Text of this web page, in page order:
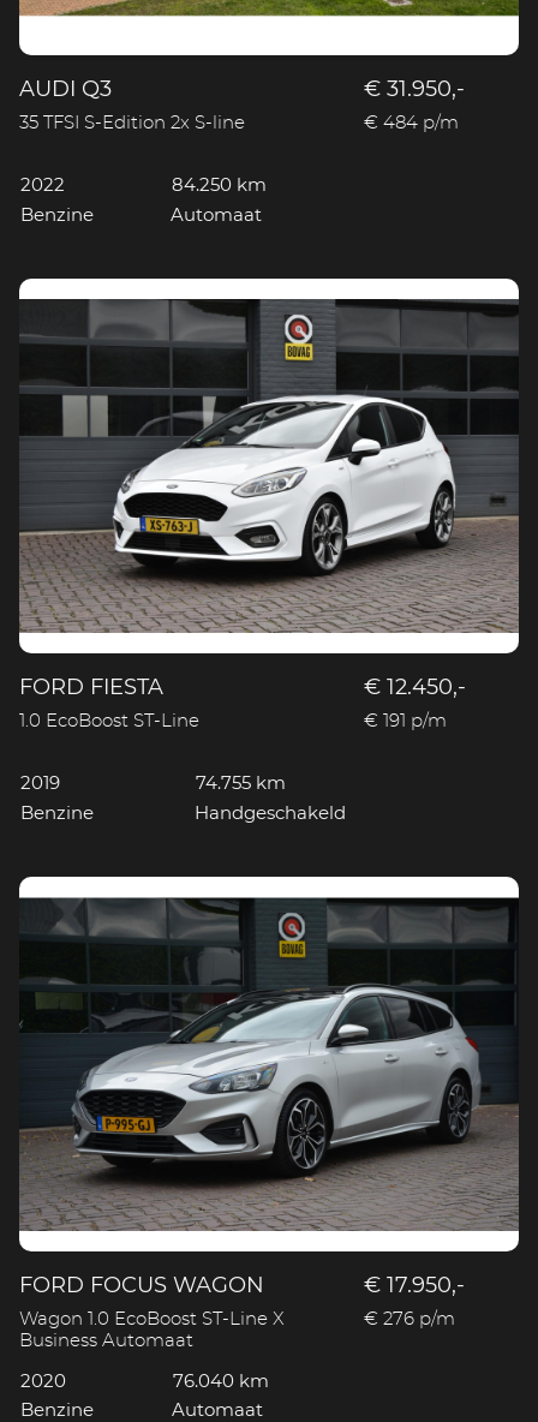
AUDI Q3
35 TFSI S-Edition 2x S-line
€ 31.950,-
€ 484 p/m
2022
84.250 km
Benzine
Automaat
FORD FIESTA
1.0 EcoBoost ST-Line
€ 12.450,-
€ 191 p/m
2019
74.755 km
Benzine
Handgeschakeld
FORD FOCUS WAGON
Wagon 1.0 EcoBoost ST-Line X
Business Automaat
€ 17.950,-
€ 276 p/m
2020
76.040 km
Benzine
Automaat